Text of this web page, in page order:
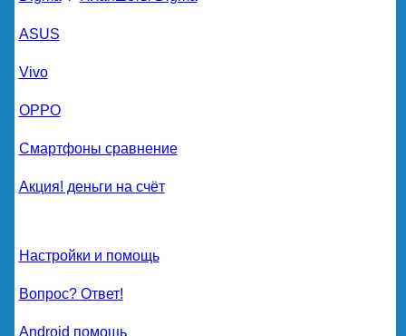
ASUS
Vivo
OPPO
Смартфоны сравнение
Акция! деньги на счёт
Настройки и помощь
Вопрос? Ответ!
Android помощь